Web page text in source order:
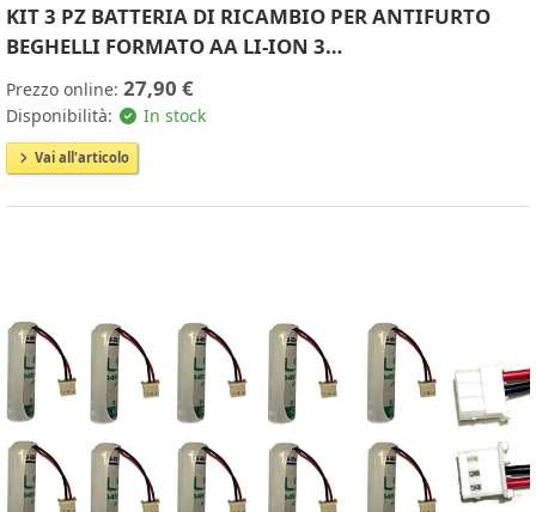
KIT 3 PZ BATTERIA DI RICAMBIO PER ANTIFURTO
BEGHELLI FORMATO AA LI-ION 3…
Prezzo online: 27,90 €
Disponibilità: In stock
Vai all'articolo